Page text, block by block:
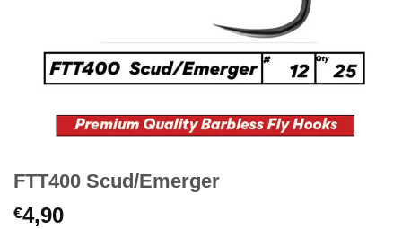
FTT400 Scud/Emerger
€4,90